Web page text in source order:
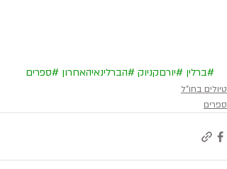
#ברלין #יורםקניוק #הברלינאיהאחרון #ספרים
טיולים בחו"ל
ספרים